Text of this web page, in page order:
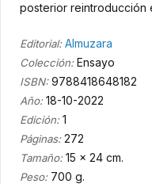
posterior reintroducción
Editorial: Almuzara
Colección:Ensayo
ISBN:9788418648182
Año:18-10-2022
Edición:1
Páginas:272
Tamaño:15 x 24 cm.
Peso:700 g.